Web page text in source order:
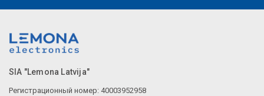
SIA "Lemona Latvija"
Регистрационный номер: 40003952958